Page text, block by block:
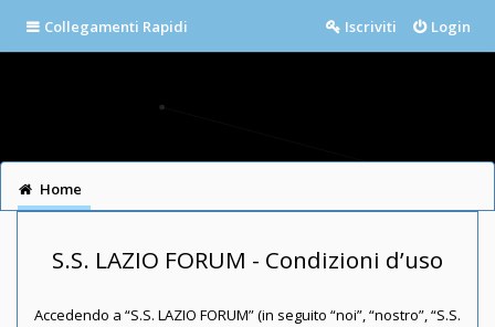
Collegamenti Rapidi Login
Iscriviti
Home
S.S. LAZIO FORUM - Condizioni d’uso
Accedendo a “S.S. LAZIO FORUM” (in seguito “noi”, “nostro”, “S.S.